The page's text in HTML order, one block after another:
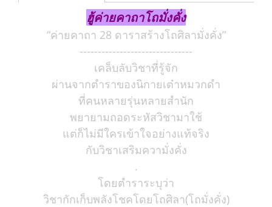
ฮู้ค่ายคาถาโถมั่งคั่ง
“ค่ายคาถา 28 ดาราสร้างโถศิลามั่งคั่ง”
-------------------------------
เคล็บลับวิชาที่รู้จัก
ผ่านจากตำราของนิกายเต๋าหมวกดำ
ที่คนหลายรุ่นหลายสำนัก
พยายามถอดระหัสวิชามาใช้
แต่ก็ไม่มีใครเข้าใจอย่างแท้จริง
กับวิชาเสริมความั่งคั่ง
.
โดยตำราระบุว่า
วิชากักเก็บพลังโชคโดยโถศิลา(โถมั่งคั่ง)